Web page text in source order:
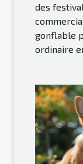
des
gonflable
ordinaire en